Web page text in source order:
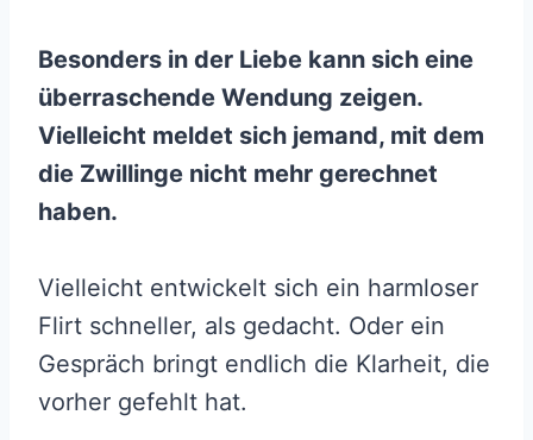
Besonders in der Liebe kann sich eine
überraschende Wendung zeigen.
Vielleicht meldet sich jemand, mit dem
die Zwillinge nicht mehr gerechnet
haben.
Vielleicht entwickelt sich ein harmloser
Flirt schneller, als gedacht. Oder ein
Gespräch bringt endlich die Klarheit, die
vorher gefehlt hat.